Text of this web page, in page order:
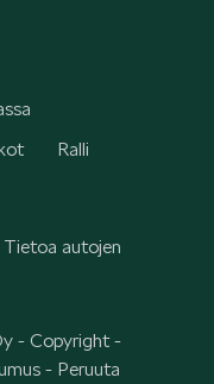
Ralli
autojen
- Copyright-
- Peruuta